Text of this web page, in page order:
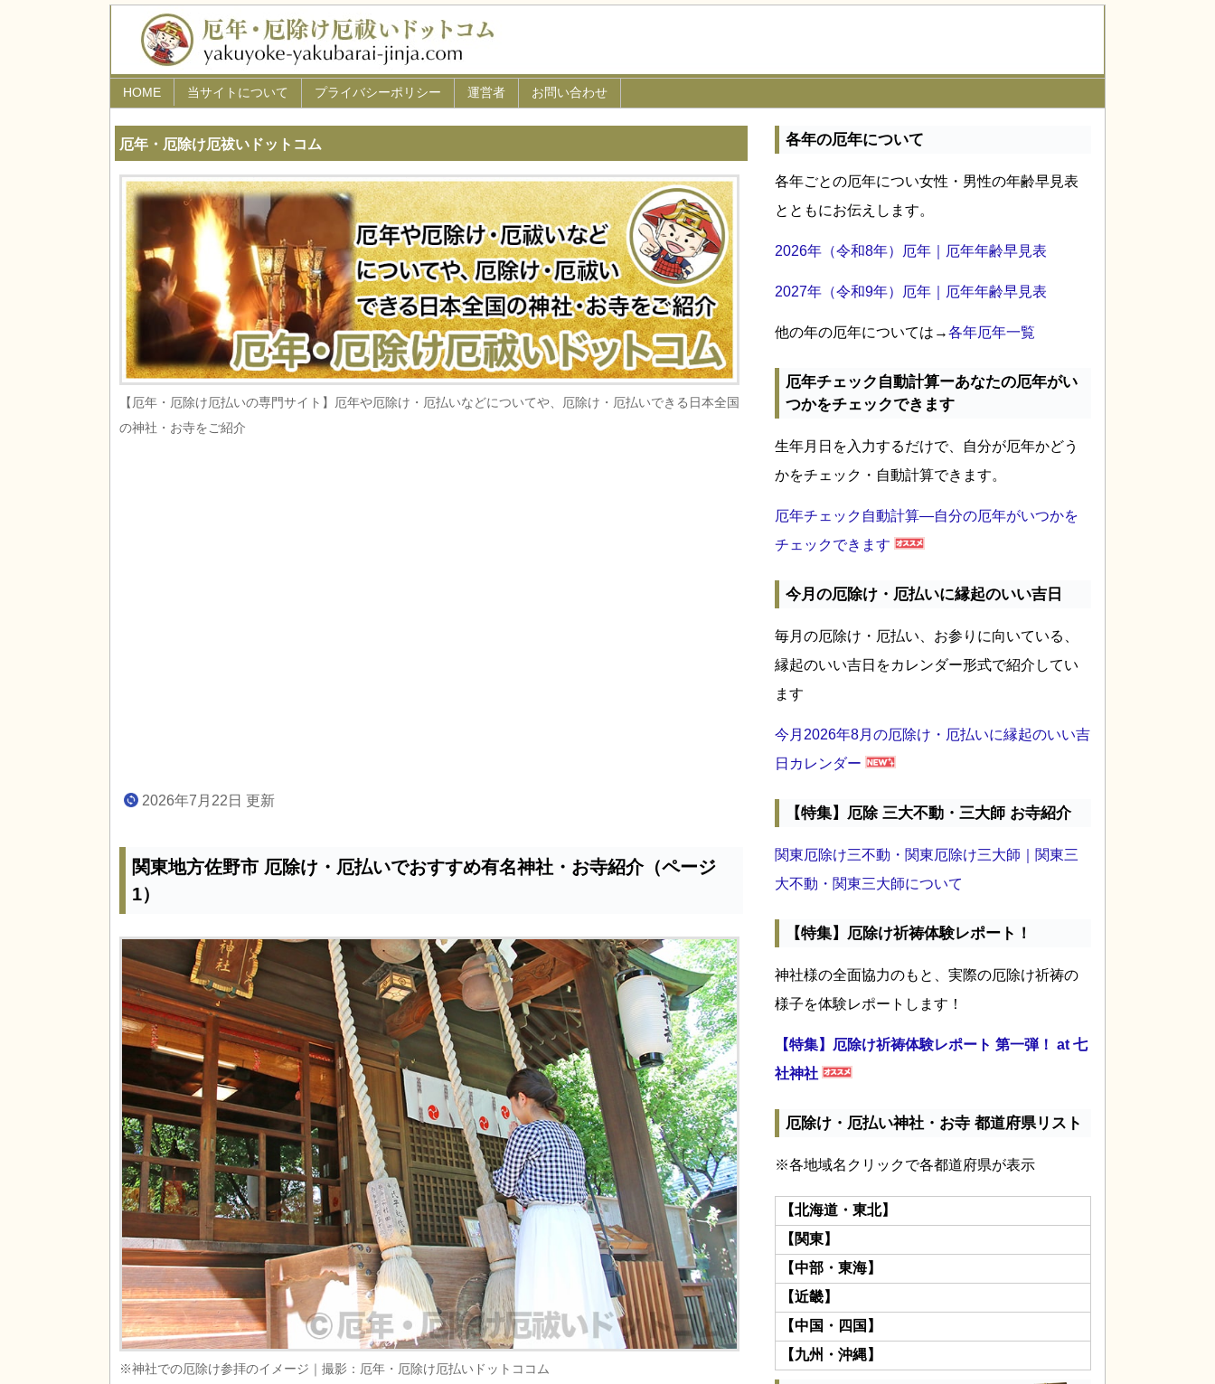
厄年・厄除け厄祓いドットコム
【厄年・厄除け厄払いの専門サイト】厄年や厄除け・厄払いなどについてや、厄除け・厄払いできる日本全国
の神社・お寺をご紹介
2026年7月22日 更新
関東地方佐野市 厄除け・厄払いでおすすめ有名神社・お寺紹介（ページ
1）
※神社での厄除け参拝のイメージ｜撮影：厄年・厄除け厄払いドットココム
各年の厄年について
各年ごとの厄年につい女性・男性の年齢早見表
とともにお伝えします。
2026年（令和8年）厄年｜厄年年齢早見表
2027年（令和9年）厄年｜厄年年齢早見表
他の年の厄年については→各年厄年一覧
厄年チェック自動計算ーあなたの厄年がい
つかをチェックできます
生年月日を入力するだけで、自分が厄年かどう
かをチェック・自動計算できます。
厄年チェック自動計算―自分の厄年がいつかを
チェックできます
今月の厄除け・厄払いに縁起のいい吉日
毎月の厄除け・厄払い、お参りに向いている、
縁起のいい吉日をカレンダー形式で紹介してい
ます
今月2026年8月の厄除け・厄払いに縁起のいい吉
日カレンダー
【特集】厄除 三大不動・三大師 お寺紹介
関東厄除け三不動・関東厄除け三大師｜関東三
大不動・関東三大師について
【特集】厄除け祈祷体験レポート！
神社様の全面協力のもと、実際の厄除け祈祷の
様子を体験レポートします！
【特集】厄除け祈祷体験レポート 第一弾！ at 七
社神社
厄除け・厄払い神社・お寺 都道府県リスト
※各地域名クリックで各都道府県が表示
【北海道・東北】
【関東】
【中部・東海】
【近畿】
【中国・四国】
【九州・沖縄】
HOME 当サイトについて プライバシーポリシー 運営者 お問い合わせ